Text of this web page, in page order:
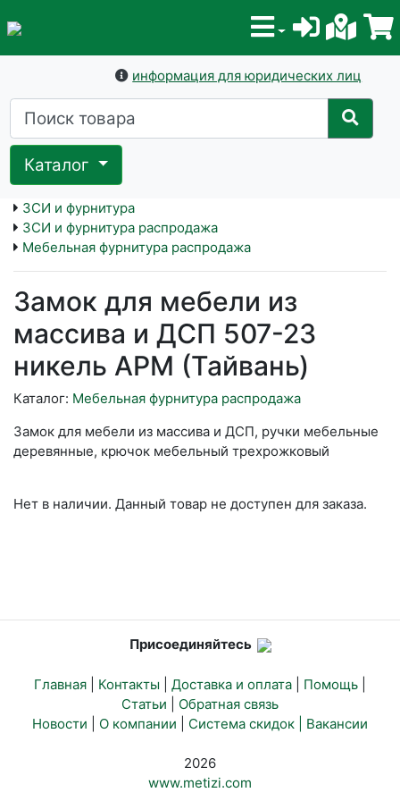
информация для юридических лиц
Каталог
ЗСИ и фурнитура
ЗСИ и фурнитура распродажа
Мебельная фурнитура распродажа
Замок для мебели из
массива и ДСП 507-23
никель АРМ (Тайвань)
Каталог: Мебельная фурнитура распродажа
Замок для мебели из массива и ДСП, ручки мебельные
деревянные, крючок мебельный трехрожковый
Нет в наличии. Данный товар не доступен для заказа.
Присоединяйтесь
Главная Контакты Доставка и оплата Помощь
Статьи
Обратная связь
Новости
О компании Система скидок | Вакансии
2026
www.metizi.com